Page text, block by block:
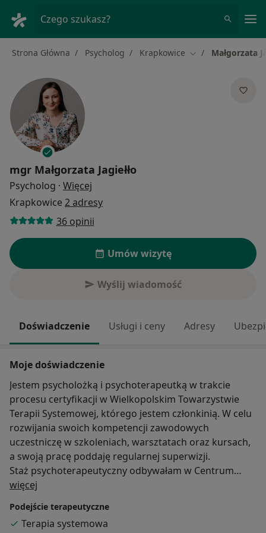
Czego szukasz?
Strona Główna Psycholog Krapkowice Zmień miasto
Małgorzata
mgr Małgorzata Jagiełło
Psycholog · Więcej
Krapkowice 2 adresy
36 opinii
Umów wizytę
Wyślij wiadomość
Doświadczenie Usługi i ceny Adresy
Moje doświadczenie
Jestem psycholożką i psychoterapeutką w trakcie
procesu certyfikacji w Wielkopolskim Towarzystwie
Terapii Systemowej, którego jestem członkinią. W celu
rozwijania swoich kompetencji zawodowych
uczestniczę w szkoleniach, warsztatach oraz kursach,
a swoją pracę poddaję regularnej superwizji.
Staż psychoterapeutyczny odbywałam w Centrum
Terapii Nerwic w Mosznej.
Prowadzę konsultacje psychologiczne, terapię
indywidualną osób dorosłych. Do gabinetu zapraszam
więcej
Podejście terapeutyczne
Terapia systemowa